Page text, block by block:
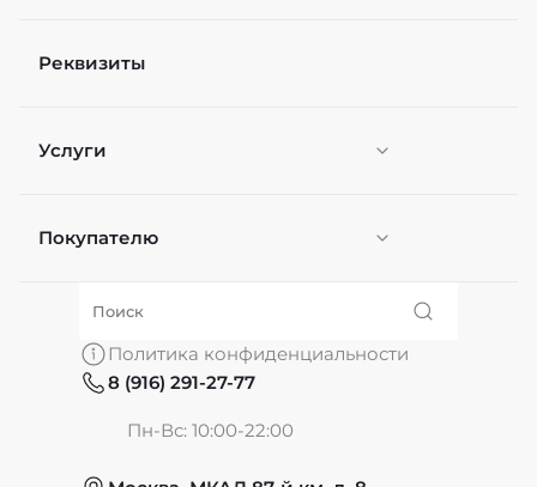
Файл
Я согласен(а) на
обработку персональных
Отправить
Реквизиты
Услуги
Персонификация
Покупателю
О нас
Политика конфиденциальности
8 (916) 291-27-77
Пн-Вс: 10:00-22:00